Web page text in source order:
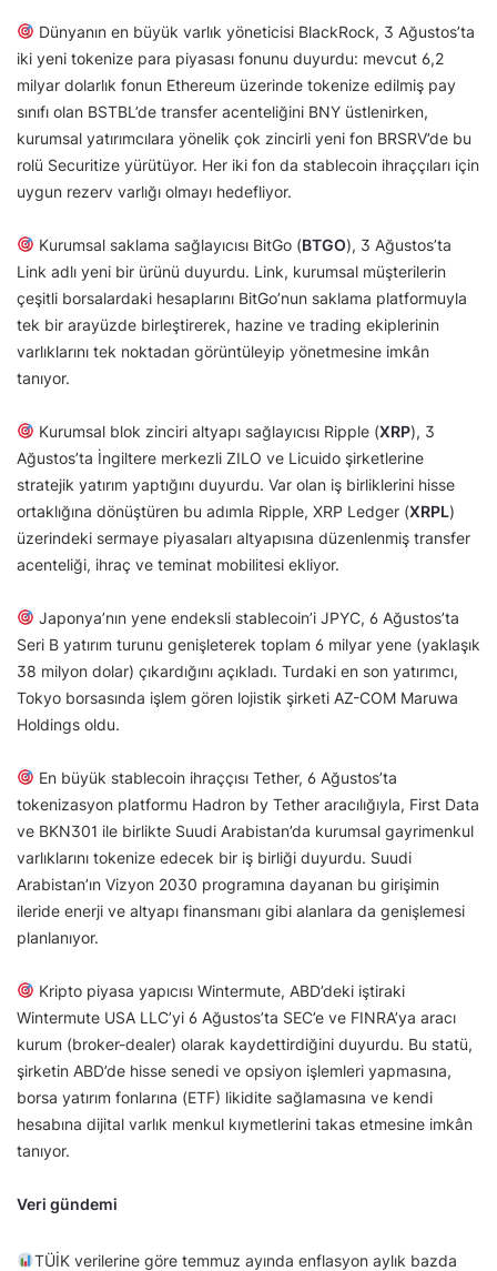
Dünyanın en büyük varlık yöneticisi BlackRock, 3 Ağustos’ta
iki yeni tokenize para piyasası fonunu duyurdu: mevcut 6,2
milyar dolarlık fonun Ethereum üzerinde tokenize edilmiş pay
sınıfı olan BSTBL’de transfer acenteliğini BNY üstlenirken,
kurumsal yatırımcılara yönelik çok zincirli yeni fon BRSRV’de bu
rolü Securitize yürütüyor. Her iki fon da stablecoin ihraççıları için
uygun rezerv varlığı olmayı hedefliyor.
Kurumsal saklama sağlayıcısı BitGo (BTGO), 3 Ağustos’ta
Link adlı yeni bir ürünü duyurdu. Link, kurumsal müşterilerin
çeşitli borsalardaki hesaplarını BitGo’nun saklama platformuyla
tek bir arayüzde birleştirerek, hazine ve trading ekiplerinin
varlıklarını tek noktadan görüntüleyip yönetmesine imkân
tanıyor.
Kurumsal blok zinciri altyapı sağlayıcısı Ripple (XRP), 3
Ağustos’ta İngiltere merkezli ZILO ve Licuido şirketlerine
stratejik yatırım yaptığını duyurdu. Var olan iş birliklerini hisse
ortaklığına dönüştüren bu adımla Ripple, XRP Ledger (XRPL)
üzerindeki sermaye piyasaları altyapısına düzenlenmiş transfer
acenteliği, ihraç ve teminat mobilitesi ekliyor.
Japonya’nın yene endeksli stablecoin’i JPYC, 6 Ağustos’ta
Seri B yatırım turunu genişleterek toplam 6 milyar yene (yaklaşık
38 milyon dolar) çıkardığını açıkladı. Turdaki en son yatırımcı,
Tokyo borsasında işlem gören lojistik şirketi AZ-COM Maruwa
Holdings oldu.
En büyük stablecoin ihraççısı Tether, 6 Ağustos’ta
tokenizasyon platformu Hadron by Tether aracılığıyla, First Data
ve BKN301 ile birlikte Suudi Arabistan’da kurumsal gayrimenkul
varlıklarını tokenize edecek bir iş birliği duyurdu. Suudi
Arabistan’ın Vizyon 2030 programına dayanan bu girişimin
ileride enerji ve altyapı finansmanı gibi alanlara da genişlemesi
planlanıyor.
Kripto piyasa yapıcısı Wintermute, ABD’deki iştiraki
Wintermute USA LLC’yi 6 Ağustos’ta SEC’e ve FINRA’ya aracı
kurum (broker-dealer) olarak kaydettirdiğini duyurdu. Bu statü,
şirketin ABD’de hisse senedi ve opsiyon işlemleri yapmasına,
borsa yatırım fonlarına (ETF) likidite sağlamasına ve kendi
hesabına dijital varlık menkul kıymetlerini takas etmesine imkân
tanıyor.
Veri gündemi
TÜİK verilerine göre temmuz ayında enflasyon aylık bazda